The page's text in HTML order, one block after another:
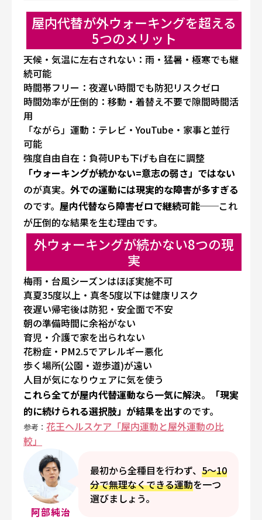
屋内代替が外ウォーキングを超える
5つのメリット
天候・気温に左右されない ：雨・猛暑・極寒でも継
続可能
時間帯フリー ：夜遅い時間でも防犯リスクゼロ
時間効率が圧倒的 ：移動・着替え不要で隙間時間活
用
「ながら」運動 ：テレビ・YouTube・家事と並行
可能
強度自由自在 ：負荷UPも下げも自在に調整
「ウォーキングが続かない=意志の弱さ」ではない
のが真実。 外での運動には現実的な障害が多すぎる
のです。 屋内代替なら障害ゼロで継続可能──これ
が圧倒的な結果を生む理由です。
外ウォーキングが続かない8つの現
実
梅雨・台風シーズンはほぼ実施不可
真夏35度以上・真冬5度以下は健康リスク
夜遅い帰宅後は防犯・安全面で不安
朝の準備時間に余裕がない
育児・介護で家を出られない
花粉症・PM2.5でアレルギー悪化
歩く場所(公園・遊歩道)が遠い
人目が気になりウェアに気を使う
これら全てが屋内代替運動なら一気に解決。
「現実
的に続けられる選択肢」が結果を出すのです。
参考： 花王ヘルスケア「屋内運動と屋外運動の比
較」
阿部純治
最初から全種目を行わず、 5〜10
分で無理なくできる運動を一つ
選びましょう。